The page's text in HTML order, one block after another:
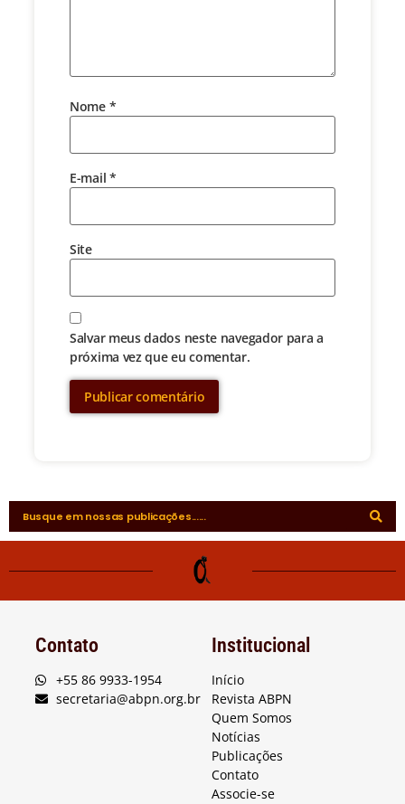
Nome *
E-mail *
Site
Salvar meus dados neste navegador para a
próxima vez que eu comentar.
Contato
+55 86 9933-1954
secretaria@abpn.org.br
Institucional
Início
Revista ABPN
Quem Somos
Notícias
Publicações
Contato
Associe-se